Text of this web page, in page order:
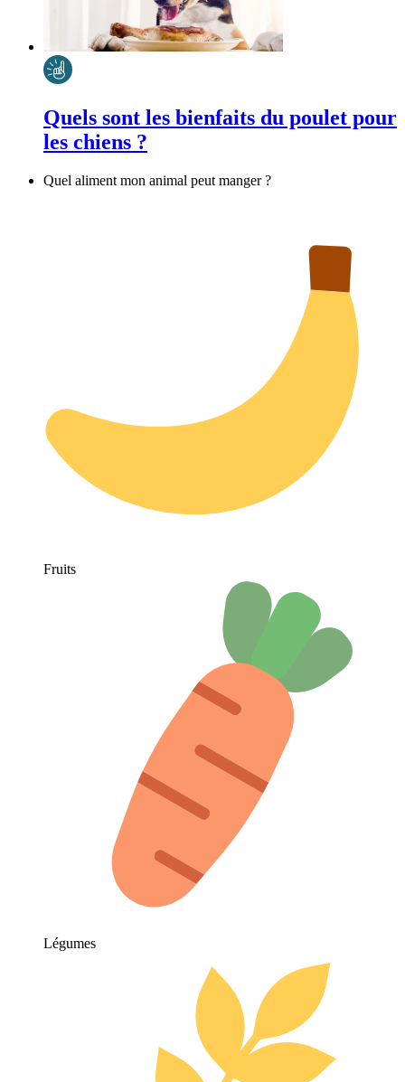
Quels sont les bienfaits du poulet pour
les chiens ?
Quel aliment mon animal peut manger ?
Fruits
Légumes